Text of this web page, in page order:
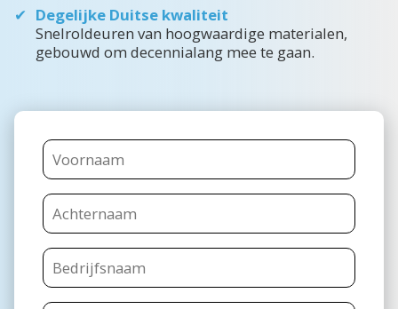
Degelijke Duitse kwaliteit
Snelroldeuren van hoogwaardige materialen,
gebouwd om decennialang mee te gaan.